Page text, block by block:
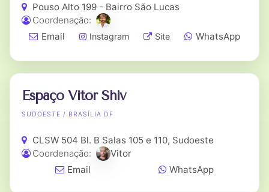
Pouso Alto 199 - Bairro São Lucas
Coordenação:
Email
Instagram Site WhatsApp
Espaço Vitor Shiv
SUDOESTE / BRASÍLIA DF
CLSW 504 Bl. B Salas 105 e 110, Sudoeste
Coordenação:
Vitor
Email
WhatsApp